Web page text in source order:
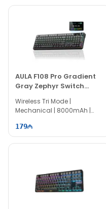
AULA F108 Pro Gradient
Gray Zephyr Switch
Wireless Keyboard
Wireless Tri Mode |
Mechanical | 8000mAh |
179